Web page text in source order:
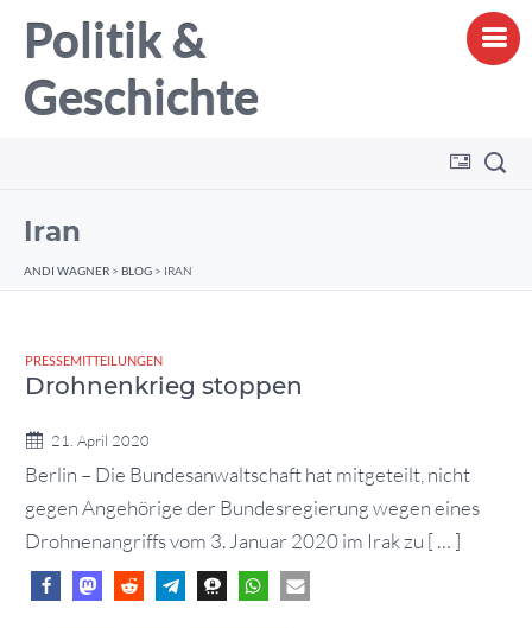
Politik &
Geschichte
Iran
ANDI WAGNER > BLOG > IRAN
PRESSEMITTEILUNGEN
Drohnenkrieg stoppen
21. April 2020
Berlin – Die Bundesanwaltschaft hat mitgeteilt, nicht
gegen Angehörige der Bundesregierung wegen eines
Drohnenangriffs vom 3. Januar 2020 im Irak zu [ … ]